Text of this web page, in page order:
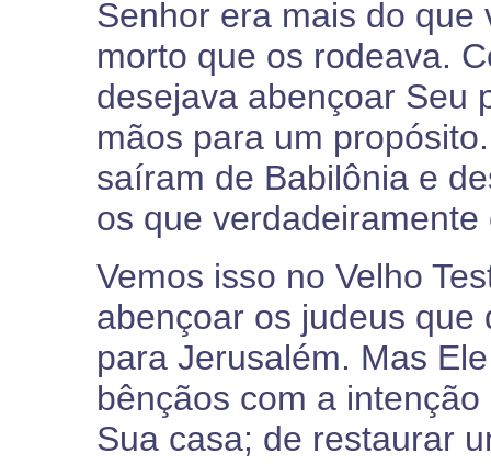
Senhor era mais do que
morto que os rodeava.
desejava abençoar Seu
mãos para um
saíram de Babilônia e
os que
Vemos isso no Velho
abençoar os judeus
para Jerusalém. Mas
bênçãos com a
Sua casa; de restaurar